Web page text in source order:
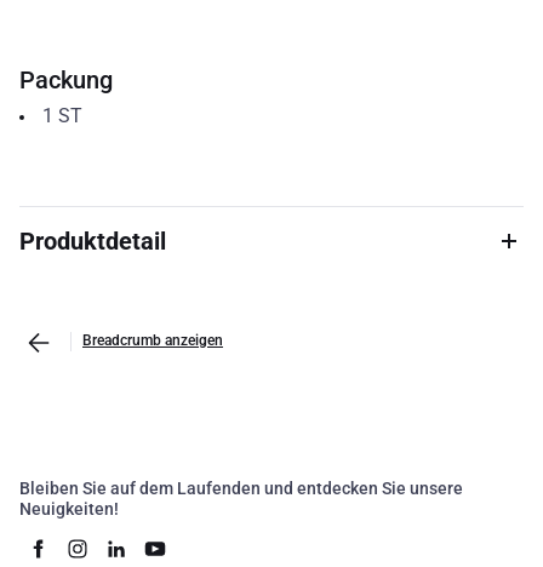
Packung
1 ST
Produktdetail
Breadcrumb anzeigen
Bleiben Sie auf dem Laufenden und entdecken Sie unsere
Neuigkeiten!